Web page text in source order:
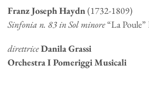
Franz Joseph Haydn(1732-1809)
Sinfonia n. 83 in Sol minore“La
direttriceDanila Grassi
Orchestra I Pomeriggi Musicali